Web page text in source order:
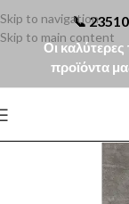
📞
Οι
προϊόντα
Skip to navigation
Skip to main content